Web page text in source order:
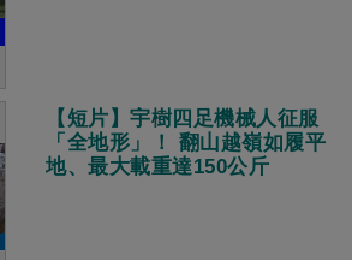
【短片】宇樹四足機械人征服
「全地形」！ 翻山越嶺如履平
地、最大載重達150公斤